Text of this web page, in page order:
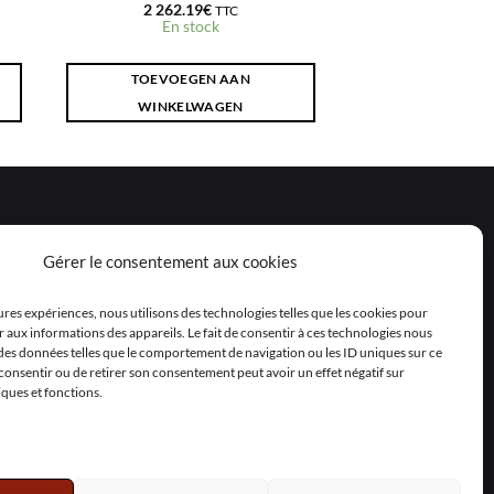
Gérer le consentement aux cookies
expériences, nous utilisons des technologies telles que les cookies pour
aux informations des appareils. Le fait de consentir à ces technologies nous
données telles que le comportement de navigation ou les ID uniques sur ce
consentir ou de retirer son consentement peut avoir un effet négatif sur
et fonctions.
2 262.19€ TTC
En stock
TOEVOEGEN AAN
WINKELWAGEN